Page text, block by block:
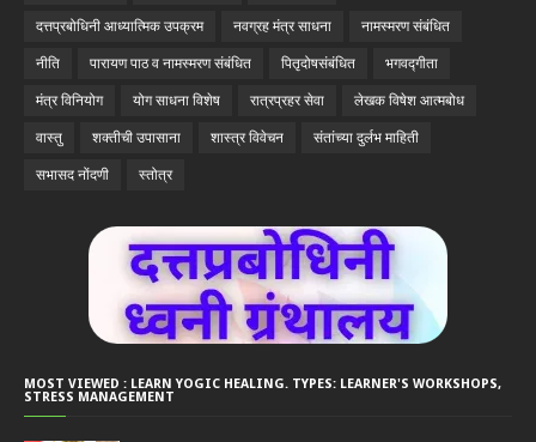
दत्तप्रबोधिनी आध्यात्मिक उपक्रम नवग्रह मंत्र साधना नामस्मरण संबंधित
नीति पारायण पाठ व नामस्मरण संबंधित पितृदोषसंबंधित भगवद्गीता
मंत्र विनियोग योग साधना विशेष रात्रप्रहर सेवा लेखक विषेश आत्मबोध
वास्तु शक्तीची उपासाना शास्त्र विवेचन संतांच्या दुर्लभ माहिती
सभासद नोंदणी स्तोत्र
MOST VIEWED : LEARN YOGIC HEALING. TYPES: LEARNER'S WORKSHOPS,
STRESS MANAGEMENT